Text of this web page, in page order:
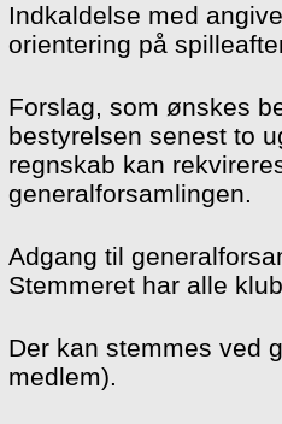
Indkaldelse med
orientering på
Forslag, som ønskes
bestyrelsen senest to
regnskab kan
generalforsamlingen.
Adgang til
Stemmeret har alle
Der kan stemmes ved
medlem).